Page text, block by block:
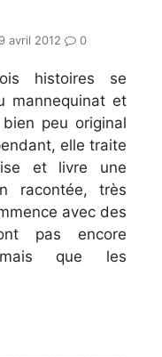
avril 2012
0
histoires se
mannequinat et
peu original
elle traite
et livre une
racontée, très
avec des
pas encore
mais que les